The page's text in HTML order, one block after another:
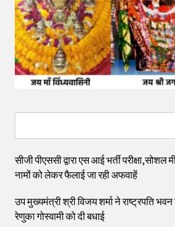
सीजी पीएससी द्वारा एस आई भर्ती परीक्षा,सोशल
नामों को लेकर फैलाई जा रही अफवाहें
उप मुख्यमंत्री श्री विजय शर्मा ने राष्ट्रपति
रेणुका गोस्वामी को दी बधाई